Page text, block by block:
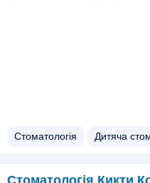
Стоматологія Дитяча
Стоматологія Кикти